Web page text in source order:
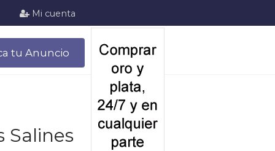
Mi cuenta
tu Anuncio
Salines